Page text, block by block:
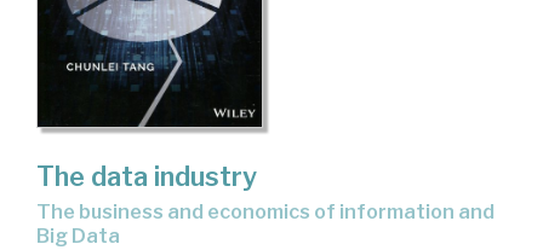
The data industry
the business and economics of information and
Big Data